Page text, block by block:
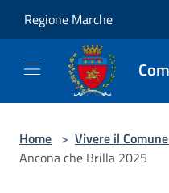
Regione Marche
Home > Vivere il Comune
Ancona che Brilla 2025